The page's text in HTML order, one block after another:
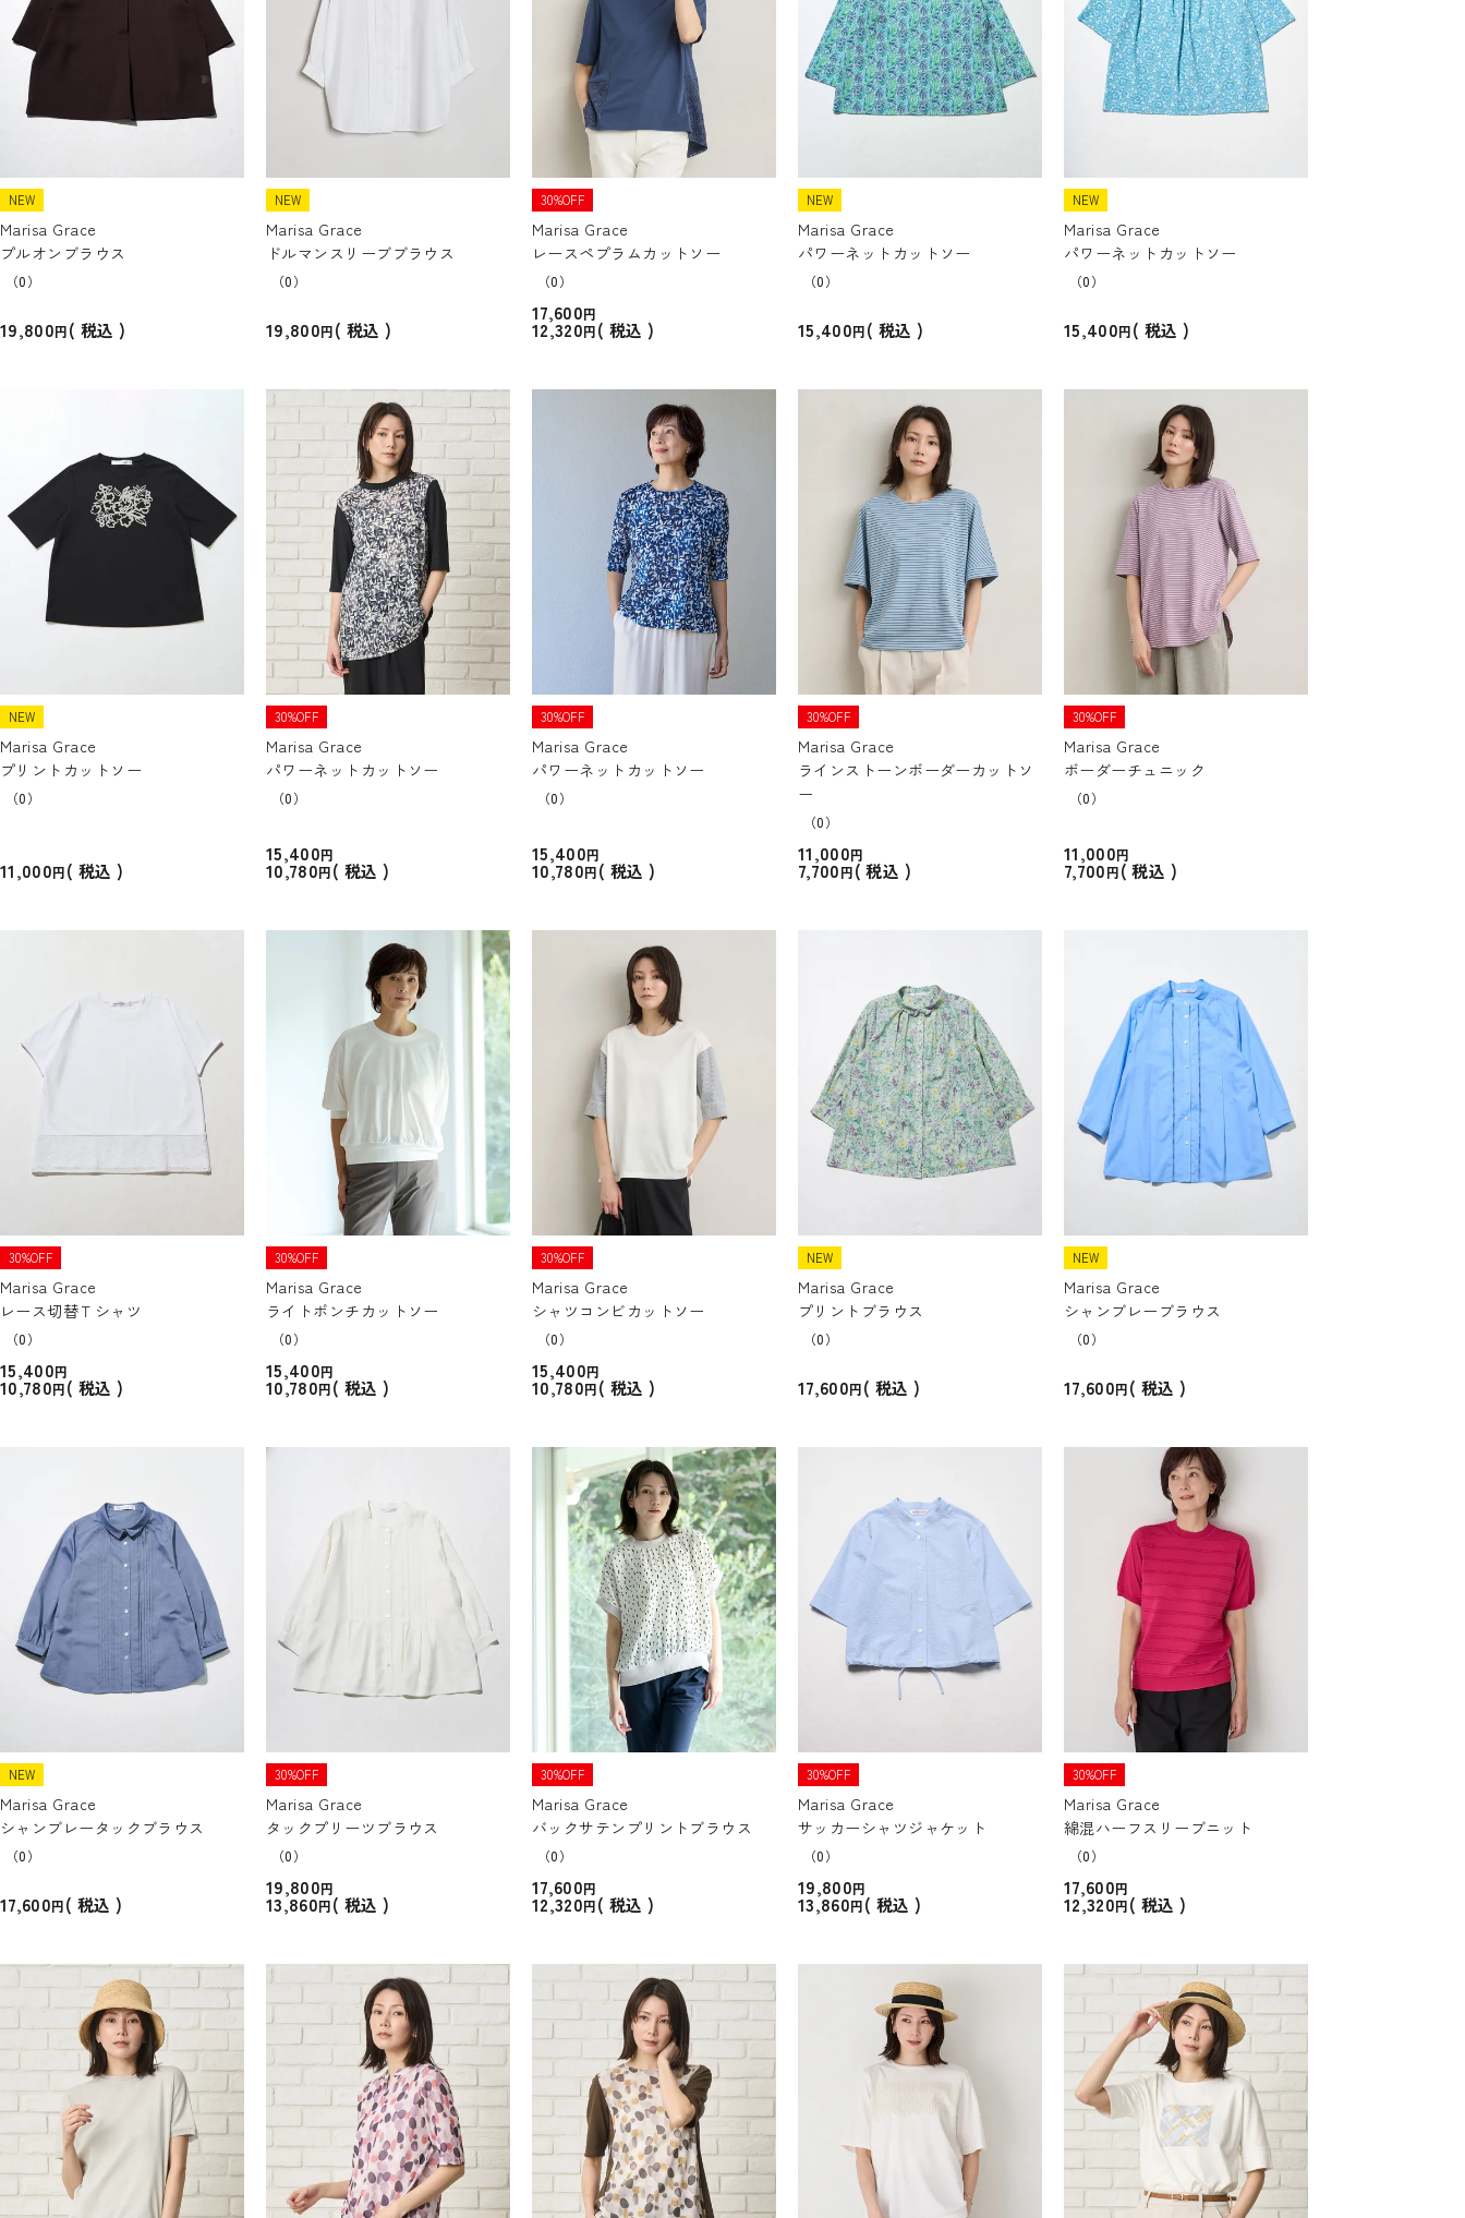
NEW
Marisa Grace
プルオンブラウス
（0）
19,800 税込
NEW
Marisa Grace
ドルマンスリーブブラウス
（0）
19,800 税込
30%OFF
Marisa Grace
レースペプラムカットソー
（0）
17,600
12,320 税込
NEW
Marisa Grace
パワーネットカットソー
（0）
15,400 税込
NEW
Marisa Grace
パワーネットカットソー
（0）
15,400 税込
NEW
Marisa Grace
プリントカットソー
（0）
11,000 税込
30%OFF
Marisa Grace
パワーネットカットソー
（0）
15,400
10,780 税込
30%OFF
Marisa Grace
パワーネットカットソー
（0）
15,400
10,780 税込
30%OFF
Marisa Grace
ラインストーンボーダーカットソ
ー
（0）
11,000
7,700 税込
30%OFF
Marisa Grace
ボーダーチュニック
（0）
11,000
7,700 税込
30%OFF
Marisa Grace
レース切替Ｔシャツ
（0）
15,400
10,780 税込
30%OFF
Marisa Grace
ライトポンチカットソー
（0）
15,400
10,780 税込
30%OFF
Marisa Grace
シャツコンビカットソー
（0）
15,400
10,780 税込
NEW
Marisa Grace
プリントブラウス
（0）
17,600 税込
NEW
Marisa Grace
シャンブレーブラウス
（0）
17,600 税込
NEW
Marisa Grace
シャンブレータックブラウス
（0）
17,600 税込
30%OFF
Marisa Grace
タックプリーツブラウス
（0）
19,800
13,860 税込
30%OFF
Marisa Grace
バックサテンプリントブラウス
（0）
17,600
12,320 税込
30%OFF
Marisa Grace
サッカーシャツジャケット
（0）
19,800
13,860 税込
30%OFF
Marisa Grace
綿混ハーフスリーブニット
（0）
17,600
12,320 税込